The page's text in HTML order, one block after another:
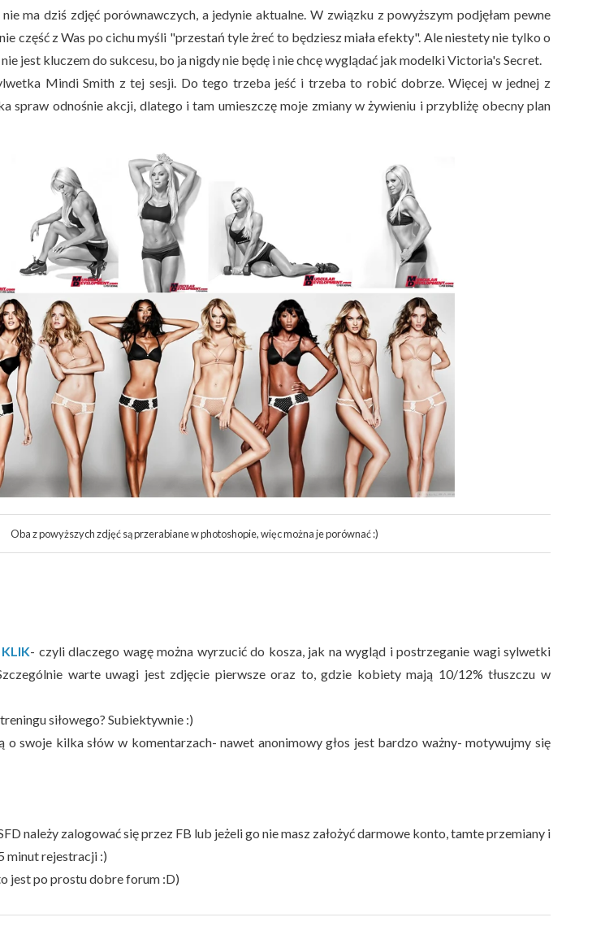
ma dziś zdjęć porównawczych, a jedynie aktualne. W związku z powyższym podjęłam pewne
część z Was po cichu myśli "przestań tyle żreć to będziesz miała efekty". Ale niestety nie tylko o
jest kluczem do sukcesu, bo ja nigdy nie będę i nie chcę wyglądać jak modelki Victoria's Secret.
Mindi Smith z tej sesji. Do tego trzeba jeść i trzeba to robić dobrze. Więcej w jednej z
spraw odnośnie akcji, dlatego i tam umieszczę moje zmiany w żywieniu i przybliżę obecny plan
Oba z powyższych zdjęć są przerabiane w photoshopie, więc można je porównać :)
KLIK- czyli dlaczego wagę można wyrzucić do kosza, jak na wygląd i postrzeganie wagi sylwetki
warte uwagi jest zdjęcie pierwsze oraz to, gdzie kobiety mają 10/12% tłuszczu w
siłowego? Subiektywnie :)
o swoje kilka słów w komentarzach- nawet anonimowy głos jest bardzo ważny- motywujmy się
należy zalogować się przez FB lub jeżeli go nie masz założyć darmowe konto, tamte przemiany i
minut rejestracji :)
jest po prostu dobre forum :D)